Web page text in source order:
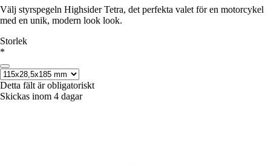
Välj styrspegeln Highsider Tetra, det perfekta valet för en motorcykel
med en unik, modern look look.
Storlek
*
Detta fält är obligatoriskt
Skickas inom 4 dagar